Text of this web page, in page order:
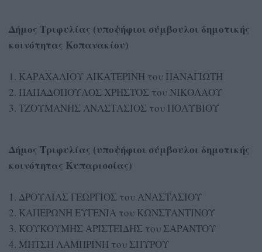
Δήμος Τριφυλίας (υποψήφιοι σύμβουλοι δημοτικής
κοινότητας Κοπανακίου)
1. ΚΑΡΑΧΑΛΙΟΥ ΑΙΚΑΤΕΡΙΝΗ του ΠΑΝΑΓΙΩΤΗ
2. ΠΑΠΑΔΟΠΟΥΛΟΣ ΧΡΗΣΤΟΣ του ΝΙΚΟΛΑΟΥ
3. ΤΖΟΥΜΑΝΗΣ ΑΝΑΣΤΑΣΙΟΣ του ΠΟΛΥΒΙΟΥ
Δήμος Τριφυλίας (υποψήφιοι σύμβουλοι δημοτικής
κοινότητας Κυπαρισσίας)
1. ΔΡΟΥΛΙΑΣ ΓΕΩΡΓΙΟΣ του ΑΝΑΣΤΑΣΙΟΥ
2. ΚΑΠΕΡΩΝΗ ΕΥΓΕΝΙΑ του ΚΩΝΣΤΑΝΤΙΝΟΥ
3. ΚΟΥΚΟΥΜΗΣ ΑΡΙΣΤΕΙΔΗΣ του ΣΑΡΑΝΤΟΥ
4. ΜΗΤΣΗ ΛΑΜΠΡΙΝΗ του ΣΠΥΡΟΥ